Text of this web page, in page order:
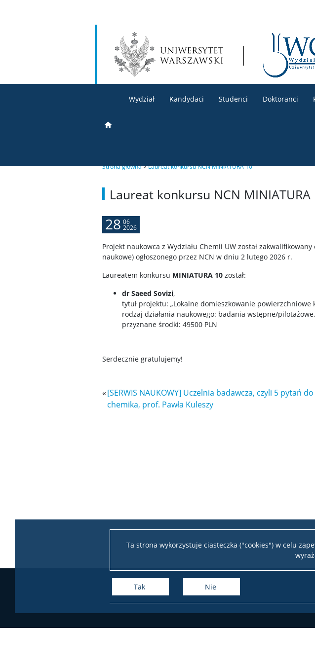
Ta strona wykorzystuje ciasteczka ("cookies") w celu
Tak Nie
Wydział Kandydaci Studenci Doktoranci
Strona główna>Laureat konkursu NCN MINIATURA 10
Laureat konkursu NCN MINIATURA
28 06
2026
Projekt naukowca z Wydziału Chemii UW został
naukowe) ogłoszonego przez NCN w dniu 2 lutego 2026 r.
Laureatem konkursu MINIATURA 10 został:
dr Saeed Sovizi,
tytuł projektu: „Lokalne domieszkowanie
rodzaj działania naukowego: badania wstępne/pilotażowe,
przyznane środki: 49500 PLN
Serdecznie gratulujemy!
«[SERWIS NAUKOWY] Uczelnia badawcza, czyli 5 pytań do
chemika, prof. Pawła Kuleszy